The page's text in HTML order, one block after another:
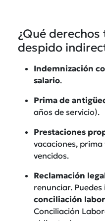
¿Qué
despido
Indemnización
salario.
Prima de
años de servicio).
Prestaciones
vacaciones,
vencidos.
Reclamación
renunciar.
conciliación
Conciliación